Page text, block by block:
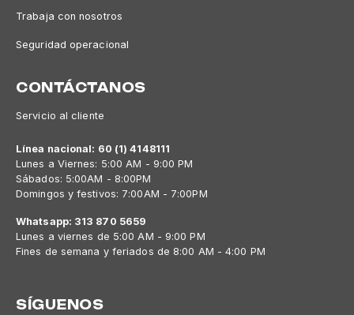
Trabaja con nosotros
Seguridad operacional
CONTÁCTANOS
Servicio al cliente
Línea nacional: 60 (1) 4148111
Lunes a Viernes: 5:00 AM - 9:00 PM
Sábados: 5:00AM - 8:00PM
Domingos y festivos: 7:00AM - 7:00PM
Whatsapp: 313 870 5659
Lunes a viernes de 5:00 AM - 9:00 PM
Fines de semana y feriados de 8:00 AM - 4:00 PM
SÍGUENOS